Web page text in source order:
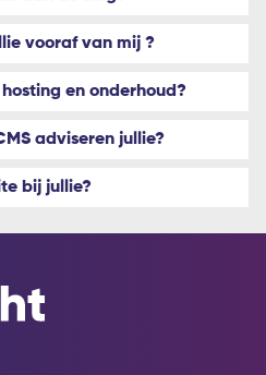
vooraf van mij ?
en onderhoud?
adviseren jullie?
bij jullie?